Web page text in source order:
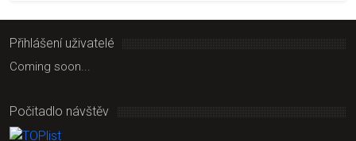
Přihlášení uživatelé
Coming soon...
Počitadlo návštěv